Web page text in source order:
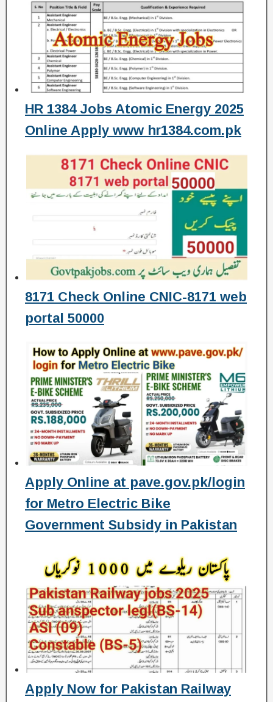
HR 1384 Jobs Atomic Energy 2025
Online Apply www hr1384.com.pk
8171 Check Online CNIC-8171 web
portal 50000
Apply Online at pave.gov.pk/login
for Metro Electric Bike
Government Subsidy in Pakistan
Apply Now for Pakistan Railway